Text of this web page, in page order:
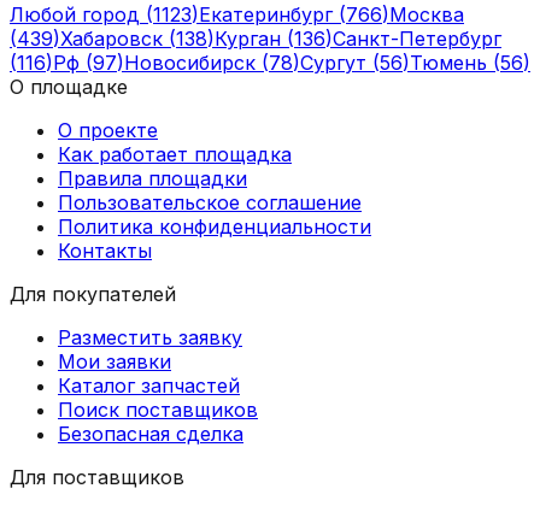
Любой город (1123)Екатеринбург(766)Москва
(439)Хабаровск (138)Курган (136)Санкт-Петербург
(116)Рф (97)Новосибирск (78)Сургут (56)Тюмень (56)
О площадке
О проекте
Как работает площадка
Правила площадки
Пользовательское соглашение
Политика конфиденциальности
Контакты
Для покупателей
Разместить заявку
Мои заявки
Каталог запчастей
Поиск поставщиков
Безопасная сделка
Для поставщиков